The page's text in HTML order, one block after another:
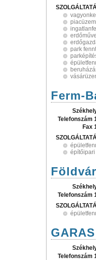
park
Ferm-
Telefonszám
Fax
Telefonszám
Telefonszám